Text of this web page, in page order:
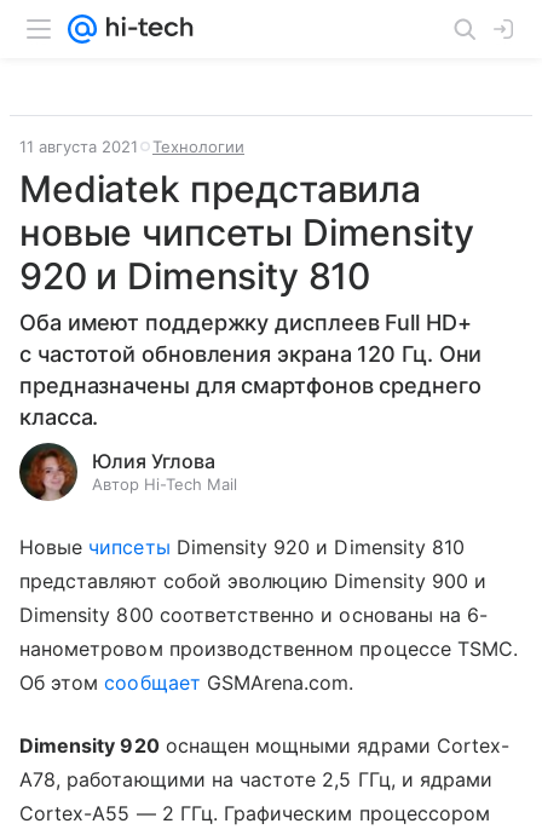
11 августа 2021 Технологии
Mediatek представила
новые чипсеты Dimensity
920 и Dimensity 810
Оба имеют поддержку дисплеев Full HD+
с частотой обновления экрана 120 Гц. Они
предназначены для смартфонов среднего
класса.
Юлия Углова
Автор Hi-Tech Mail
Новые чипсеты Dimensity 920 и Dimensity 810
представляют собой эволюцию Dimensity 900 и
Dimensity 800 соответственно и основаны на 6-
нанометровом производственном процессе TSMC.
Об этомсообщает GSMArena.com.
Dimensity 920оснащен мощными ядрами Cortex-
A78, работающими на частоте 2,5 ГГц, и ядрами
Cortex-A55 —2 ГГц. Графическим процессором